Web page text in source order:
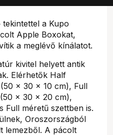
a Kupo
Apple Boxokat,
a meglévő kínálatot.
kivitel helyett antik
Elérhetők Half
× 30 × 10 cm), Full
× 30 × 20 cm),
Full méretű szettben is.
Oroszországból
lemezből. A pácolt